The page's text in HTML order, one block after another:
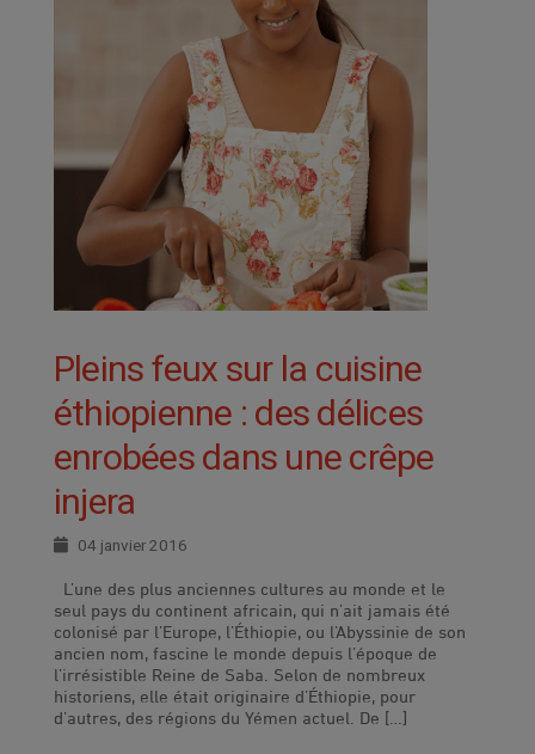
Pleins feux sur la cuisine
éthiopienne : des délices
enrobées dans une crêpe
injera
04 janvier 2016
L’une des plus anciennes cultures au monde et le
seul pays du continent africain, qui n’ait jamais été
colonisé par l’Europe, l’Éthiopie, ou l’Abyssinie de son
ancien nom, fascine le monde depuis l’époque de
l’irrésistible Reine de Saba. Selon de nombreux
historiens, elle était originaire d’Éthiopie, pour
d’autres, des régions du Yémen actuel. De […]